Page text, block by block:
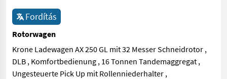
Fordítás
Rotorwagen
Krone Ladewagen AX 250 GL mit 32 Messer Schneidrotor ,
DLB , Komfortbedienung , 16 Tonnen Tandemaggregat ,
Ungesteuerte Pick Up mit Rollenniederhalter ,